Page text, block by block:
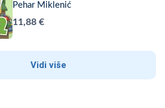
Pehar Miklenić
11,88 €
Vidi više